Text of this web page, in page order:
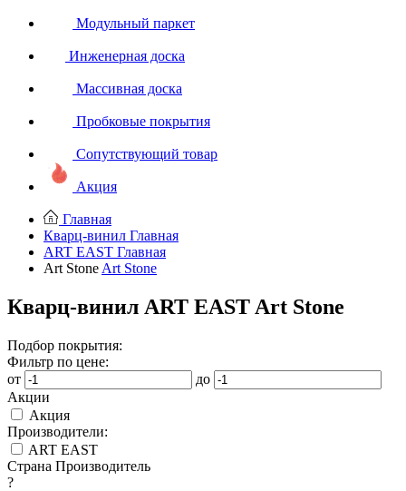
Модульный паркет
Инженерная доска
Массивная доска
Пробковые покрытия
Сопутствующий товар
Акция
Главная
Кварц-винил Главная
ART EAST Главная
Art Stone Art Stone
Кварц-винил ART EAST Art Stone
Подбор покрытия:
Фильтр по цене:
от
до
Акции
Акция
Производители:
ART EAST
Страна Производитель
?